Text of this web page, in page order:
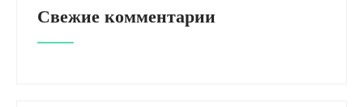
Свежие комментарии